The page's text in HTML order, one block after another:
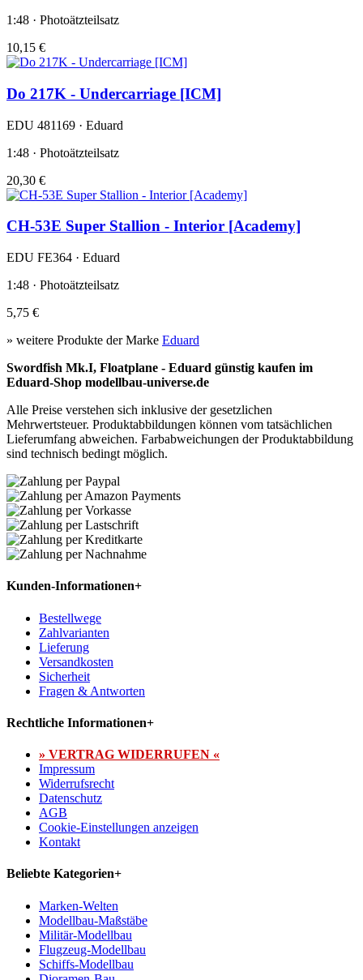
1:48 · Photoätzteilsatz
10,15 €
Do 217K - Undercarriage [ICM]
EDU 481169 · Eduard
1:48 · Photoätzteilsatz
20,30 €
CH-53E Super Stallion - Interior [Academy]
EDU FE364 · Eduard
1:48 · Photoätzteilsatz
5,75 €
» weitere Produkte der Marke Eduard
Swordfish Mk.I, Floatplane - Eduard günstig kaufen im
Eduard-Shop modellbau-universe.de
Alle Preise verstehen sich inklusive der gesetzlichen
Mehrwertsteuer. Produktabbildungen können vom tatsächlichen
Lieferumfang abweichen. Farbabweichungen der Produktabbildung
sind technisch bedingt möglich.
Kunden-Informationen+
Bestellwege
Zahlvarianten
Lieferung
Versandkosten
Sicherheit
Fragen & Antworten
Rechtliche Informationen+
» VERTRAG WIDERRUFEN «
Impressum
Widerrufsrecht
Datenschutz
AGB
Cookie-Einstellungen anzeigen
Kontakt
Beliebte Kategorien+
Marken-Welten
Modellbau-Maßstäbe
Militär-Modellbau
Flugzeug-Modellbau
Schiffs-Modellbau